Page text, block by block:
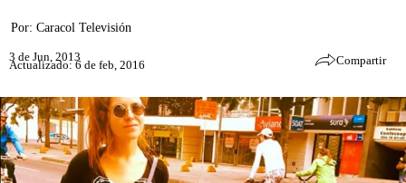
Por: Caracol Televisión
3 de Jun, 2013
Actualizado: 6 de feb, 2016 Compartir